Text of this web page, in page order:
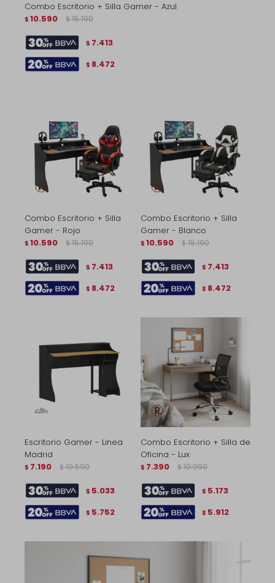
Combo Escritorio + Silla Gamer - Azul
$ 10.590 $ 15.190
$ 7.413
$ 8.472
Combo Escritorio + Silla
Gamer - Rojo
$ 10.590 $ 15.190
$ 7.413
$ 8.472
Combo Escritorio + Silla
Gamer - Blanco
$ 10.590 $ 15.190
$ 7.413
$ 8.472
Escritorio Gamer - Linea
Madrid
$ 7.190 $ 10.590
$ 5.033
$ 5.752
Combo Escritorio + Silla de
Oficina - Lux
$ 7.390 $ 10.990
$ 5.173
$ 5.912